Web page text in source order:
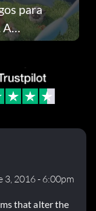
para
A
qué.
3, 2016 - 6:00pm
that alter the